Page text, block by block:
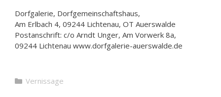
Dorfgalerie, Dorfgemeinschaftshaus,
Am Erlbach 4, 09244 Lichtenau, OT Auerswalde
Postanschrift: c/o Arndt Unger, Am Vorwerk 8a,
09244 Lichtenau www.dorfgalerie-auerswalde.de
Kategorien
Vernissage